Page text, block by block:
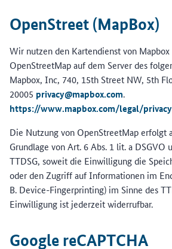
OpenStreet (MapBox)
Wir nutzen den Kartendienst von
OpenStreetMap auf dem Server des
Mapbox, Inc, 740, 15th Street NW, 5th
20005 privacy@mapbox.com.
https://www.mapbox.com/legal/privacy
Die Nutzung von OpenStreetMap erfolgt
Grundlage von Art. 6 Abs. 1 lit. a DSGVO
TTDSG, soweit die Einwilligung die
oder den Zugriff auf Informationen im
B. Device-Fingerprinting) im Sinne des
Einwilligung ist jederzeit widerrufbar.
Google reCAPTCHA